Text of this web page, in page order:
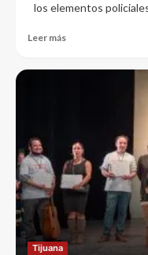
los elementos
Leer más
Tijuana